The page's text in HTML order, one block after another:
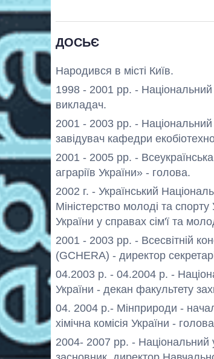
ДОСЬЄ
Народився в місті Київ.
1998 - 2001 рр. - Національний
викладач.
2001 - 2003 рр. - Національний
завідувач кафедри
2001 - 2005 рр. -
аграріїв України» - голова.
2002 г. - Український
Міністерство молоді та спорту
України у справах сім'ї та
2001 - 2003 рр. - Всесвітній
(GCHERA) - директор
04.2003 р. - 04.2004 р. -
України - декан факультету
04. 2004 р.- Мінприроди -
хімічна комісія України - голова
2004- 2007 рр. - Національний